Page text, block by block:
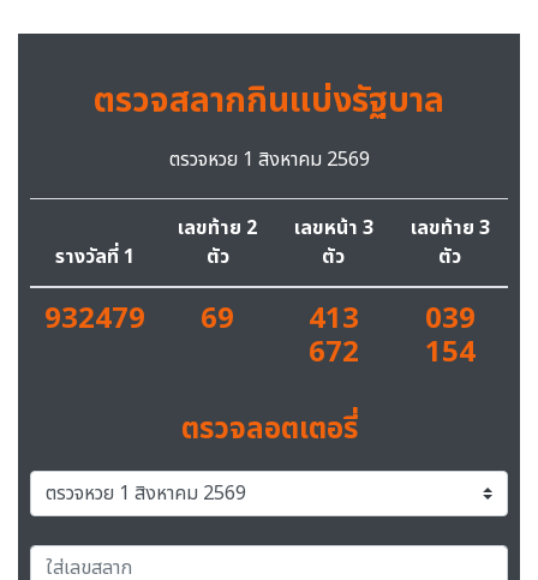
ตรวจสลากกินแบ่งรัฐบาล
ตรวจหวย 1 สิงหาคม 2569
รางวัลที่ 1
เลขท้าย 2
ตัว
เลขหน้า 3
ตัว
เลขท้าย 3
ตัว
932479 69 413
672
039
154
ตรวจลอตเตอรี่